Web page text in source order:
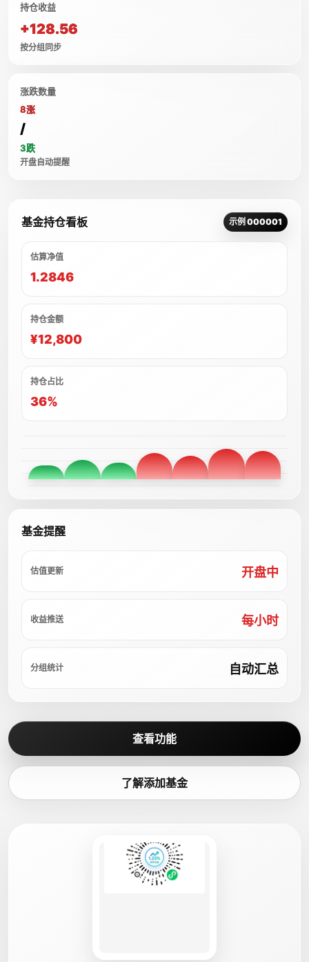
持仓收益
+128.56
按分组同步
涨跌数量
8涨
/
3跌
开盘自动提醒
基金持仓看板 示例 000001
估算净值
1.2846
持仓金额
¥12,800
持仓占比
36%
基金提醒
估值更新 开盘中
收益推送 每小时
分组统计 自动汇总
查看功能
了解添加基金